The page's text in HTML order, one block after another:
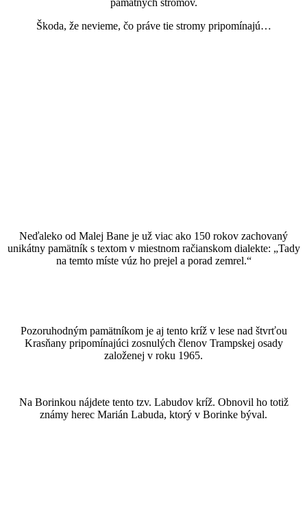
Škoda, že nevieme, čo práve tie stromy pripomínajú…
Neďaleko od Malej Bane je už viac ako 150 rokov zachovaný
unikátny pamätník s textom v miestnom račianskom dialekte: „Tady
na temto míste vúz ho prejel a porad zemrel.“
Pozoruhodným pamätníkom je aj tento kríž v lese nad štvrťou
Krasňany pripomínajúci zosnulých členov Trampskej osady
založenej v roku 1965.
Na Borinkou nájdete tento tzv. Labudov kríž. Obnovil ho totiž
známy herec Marián Labuda, ktorý v Borinke býval.